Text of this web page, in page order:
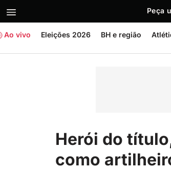
Peça
Ao vivo Eleições 2026 BH e região
Herói do
como